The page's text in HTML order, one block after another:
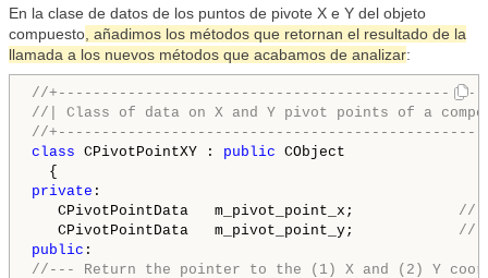
En la clase de datos de los puntos de pivote X e Y del objeto
compuesto , añadimos los métodos que retornan el resultado de la
llamada a los nuevos métodos que acabamos de analizar:
//
//| Class of data on X and Y pivot points of a
//
class CPivotPointXY : public CObject
private :
CPivotPointData   m_pivot_point_x; //
CPivotPointData   m_pivot_point_y; //
public
//--- Return the pointer to the (1) X and (2) Y